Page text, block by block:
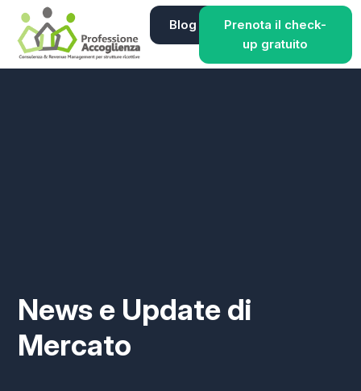
Blog
Prenota il check-
up gratuito
News e Update di
Mercato